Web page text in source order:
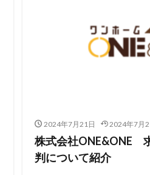
2024年7月21日 2024年7月
株式会社
判について紹介